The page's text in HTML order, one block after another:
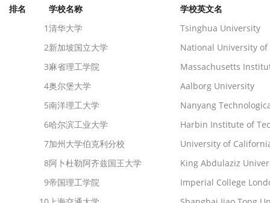
排名 学校名称
学校英文名
1清华大学
Tsinghua University
2新加坡国立大学
National University of
3麻省理工学院
Massachusetts
4奥尔堡大学
Aalborg University
5南洋理工大学
Nanyang
6哈尔滨工业大学
Harbin Institute of
7加州大学伯克利分校
University of
8阿卜杜勒阿齐兹国王大学
King Abdulaziz
9帝国理工学院
Imperial College